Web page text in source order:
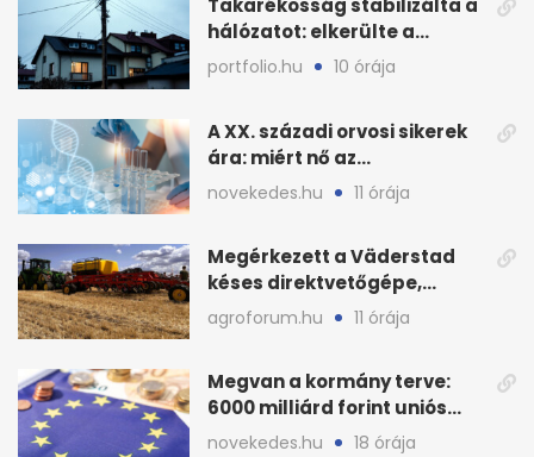
Takarékosság stabilizálta a
hálózatot: elkerülte a
sötétséget Magyarország
portfolio.hu 10 órája
A XX. századi orvosi sikerek
ára: miért nő az
egészségügy súlya?
novekedes.hu 11 órája
Megérkezett a Väderstad
késes direktvetőgépe,
bemutatón is látható
agroforum.hu 11 órája
Megvan a kormány terve:
6000 milliárd forint uniós
pénz sorsa
novekedes.hu 18 órája